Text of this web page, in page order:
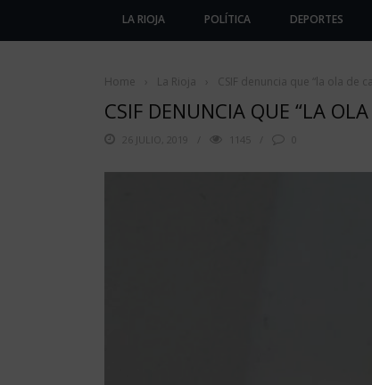
LA RIOJA POLÍTICA DEPORTES
Home La Rioja CSIF denuncia que “la ola de
CSIF DENUNCIA QUE “LA
26 JULIO, 2019 1145